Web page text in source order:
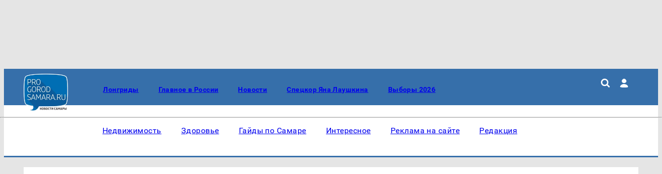
Лонгриды Главное в России Новости Спецкор Яна Лаушкина Выборы 2026
Недвижимость Здоровье Гайды по Самаре Интересное Реклама на сайте Редакция